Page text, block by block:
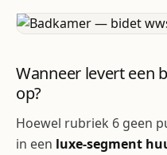
Wanneer levert een
op?
Hoewel rubriek 6 geen
in een luxe-segment